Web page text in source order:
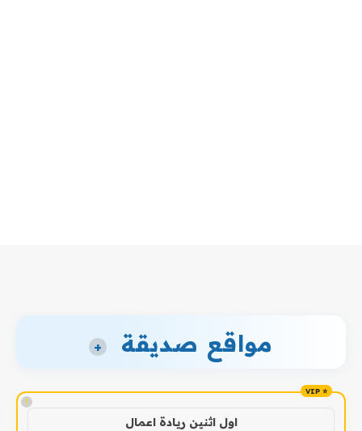
مواقع صديقة +
!
اول اثنين ريادة اعمال